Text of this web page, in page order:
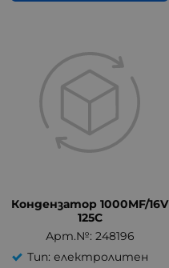
Кондензатор 1000MF/16V
125C
Арт.№: 248196
Тип: електролитен